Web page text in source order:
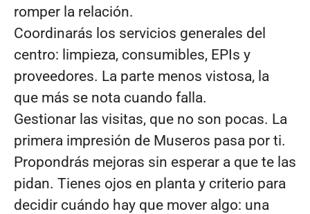
romper la relación.
Coordinarás los servicios generales del
centro: limpieza, consumibles, EPIs y
proveedores. La parte menos vistosa, la
que más se nota cuando falla.
Gestionar las visitas, que no son pocas. La
primera impresión de Museros pasa por ti.
Propondrás mejoras sin esperar a que te las
pidan. Tienes ojos en planta y criterio para
decidir cuándo hay que mover algo: una